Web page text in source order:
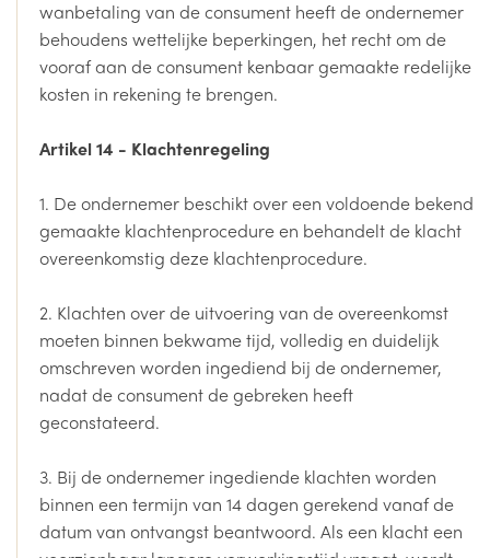
wanbetaling van de consument heeft de ondernemer
behoudens wettelijke beperkingen, het recht om de
vooraf aan de consument kenbaar gemaakte redelijke
kosten in rekening te brengen.
Artikel 14 - Klachtenregeling
1. De ondernemer beschikt over een voldoende bekend
gemaakte klachtenprocedure en behandelt de klacht
overeenkomstig deze klachtenprocedure.
2. Klachten over de uitvoering van de overeenkomst
moeten binnen bekwame tijd, volledig en duidelijk
omschreven worden ingediend bij de ondernemer,
nadat de consument de gebreken heeft
geconstateerd.
3. Bij de ondernemer ingediende klachten worden
binnen een termijn van 14 dagen gerekend vanaf de
datum van ontvangst beantwoord. Als een klacht een